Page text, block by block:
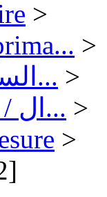
>
>
CE3 / السنة الثالث... >
Mathématiques / ال... >
>